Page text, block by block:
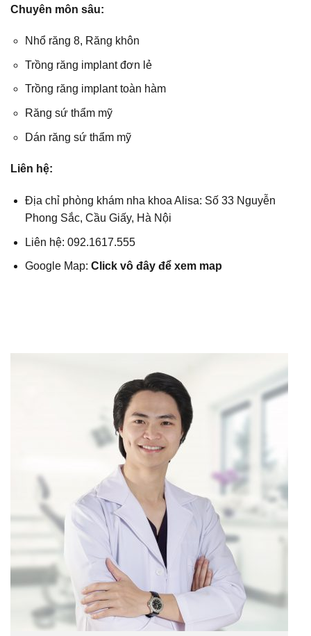
Chuyên môn sâu:
Nhổ răng 8, Răng khôn
Trồng răng implant đơn lẻ
Trồng răng implant toàn hàm
Răng sứ thẩm mỹ
Dán răng sứ thẩm mỹ
Liên hệ:
Địa chỉ phòng khám nha khoa Alisa: Số 33 Nguyễn
Phong Sắc, Cầu Giấy, Hà Nội
Liên hệ: 092.1617.555
Google Map: Click vô đây để xem map